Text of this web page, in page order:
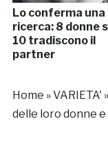
Lo conferma una
ricerca: 8 donne
10 tradiscono il
partner
Home »VARIETA' »
delle loro donne